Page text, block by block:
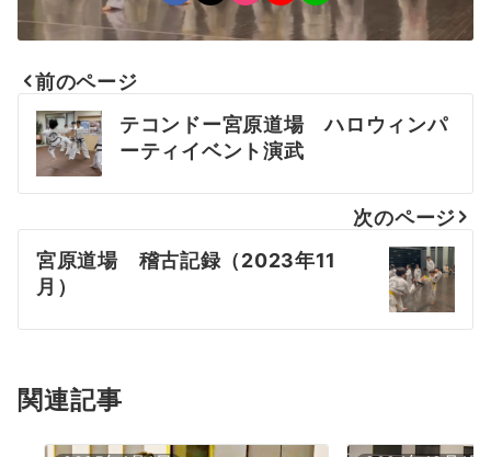
投
稿
ナ
ビ
ゲ
ョ
ン
前のページ
テコンドー宮原道場 ハロウィンパ
ーティイベント演武
次のページ
宮原道場 稽古記録（2023年11
月）
関連記事